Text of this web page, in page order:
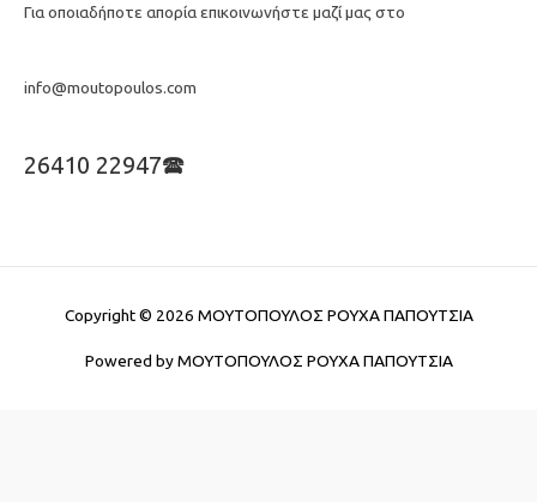
Για οποιαδήποτε απορία επικοινωνήστε μαζί μας στο
info@moutopoulos.com
26410 22947🕿
Copyright © 2026 ΜΟΥΤΟΠΟΥΛΟΣ ΡΟΥΧΑ ΠΑΠΟΥΤΣΙΑ
Powered byΜΟΥΤΟΠΟΥΛΟΣ ΡΟΥΧΑ ΠΑΠΟΥΤΣΙΑ